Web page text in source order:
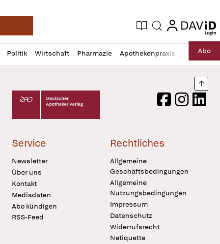
Deutsche Apotheker Zeitung
Aktuelle Ausgabe
Suche login
login
Politik Wirtschaft Pharmazie Apothekenpraxis RechtAbo
Profil
öffnen
Daz
Pur
Deutscher Apotheker Verlag Logo
FacebookInstagram
Service
Newsletter
Über uns
Kontakt
Mediadaten
Abo kündigen
RSS-Feed
Rechtliches
Allgemeine
Geschäftsbedingungen
Allgemeine
Nutzungsbedingungen
Impressum
Datenschutz
Widerrufsrecht
Netiquette